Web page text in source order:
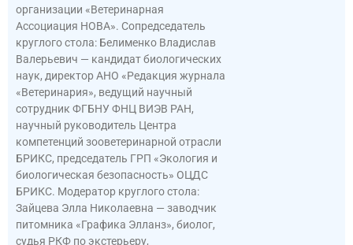
организации «Ветеринарная
Ассоциация НОВА». Сопредседатель
круглого стола: Белименко Владислав
Валерьевич — кандидат биологических
наук, директор АНО «Редакция журнала
«Ветеринария», ведущий научный
сотрудник ФГБНУ ФНЦ ВИЭВ РАН,
научный руководитель Центра
компетенций зооветеринарной отрасли
БРИКС, председатель ГРП «Экология и
биологическая безопасность» ОЦДС
БРИКС. Модератор круглого стола:
Зайцева Элла Николаевна — заводчик
питомника «Графика Элланз», биолог,
судья РКФ по экстерьеру,